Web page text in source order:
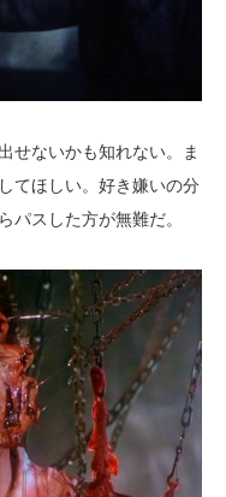
せないかも知れない。ま
てほしい。好き嫌いの分
パスした方が無難だ。